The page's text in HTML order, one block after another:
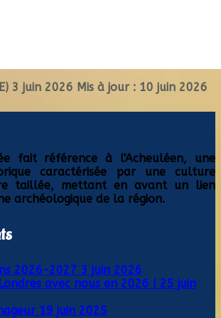
3 juin 2026 Mis à jour : 10 juin 2026
fait référence à l'Acheuléen, une
caractérisée par une culture
taillée, mettant en avant un lien
archéologique de la région.
2026-2027 3 juin 2026
avec nous en 2026 ! 25 juin
19 juin 2025